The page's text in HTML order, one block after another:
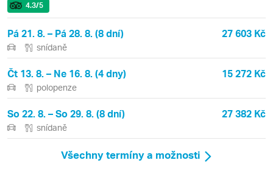
4.3/5
Pá 21. 8. – Pá 28. 8. (8 dní) 27 603 Kč
snídaně
Čt 13. 8. – Ne 16. 8. (4 dny) 15 272 Kč
polopenze
So 22. 8. – So 29. 8. (8 dní) 27 382 Kč
snídaně
Všechny termíny a možnosti